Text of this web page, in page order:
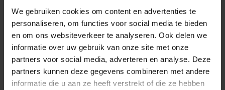
We gebruiken cookies om content en advertenties te
personaliseren, om functies voor social media te bieden
en om ons websiteverkeer te analyseren. Ook delen we
informatie over uw gebruik van onze site met onze
partners voor social media, adverteren en analyse. Deze
partners kunnen deze gegevens combineren met andere
informatie die u aan ze heeft verstrekt of die ze hebben
5x2x80x150K4Geel
En stock
Deliverytime
€ 114,95
5x2x80x150K4Paars
En stock
Deliverytime
€ 109,-